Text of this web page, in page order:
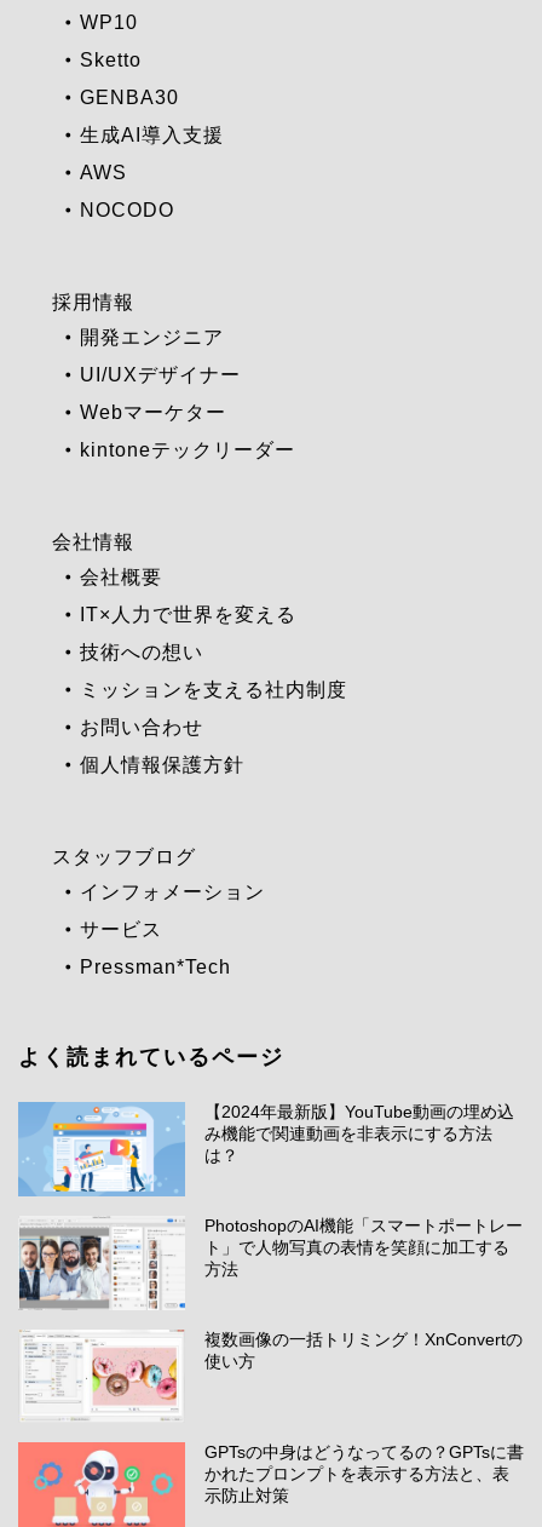
WP10
Sketto
GENBA30
生成AI導入支援
AWS
NOCODO
採用情報
開発エンジニア
UI/UXデザイナー
Webマーケター
kintoneテックリーダー
会社情報
会社概要
IT×人力で世界を変える
技術への想い
ミッションを支える社内制度
お問い合わせ
個人情報保護方針
スタッフブログ
インフォメーション
サービス
Pressman*Tech
よく読まれているページ
【2024年最新版】YouTube動画の埋め込
み機能で関連動画を非表示にする方法
は？
PhotoshopのAI機能「スマートポートレー
ト」で人物写真の表情を笑顔に加工する
方法
複数画像の一括トリミング！XnConvertの
使い方
GPTsの中身はどうなってるの？GPTsに書
かれたプロンプトを表示する方法と、表
示防止対策